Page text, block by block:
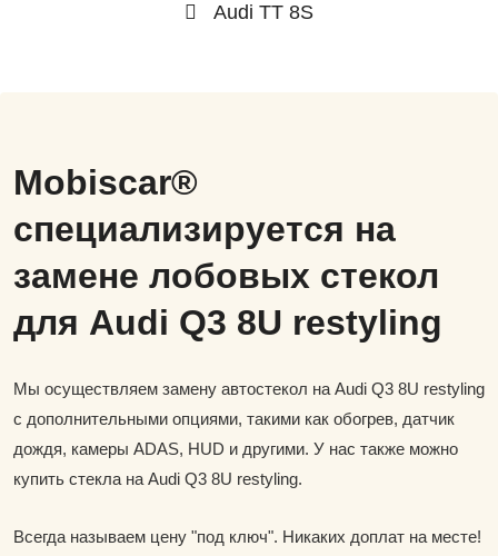
Audi TT 8S
Mobiscar®
специализируется на
замене лобовых стекол
для Audi Q3 8U restyling
Мы осуществляем замену автостекол на Audi Q3 8U restyling
с дополнительными опциями, такими как обогрев, датчик
дождя, камеры ADAS, HUD и другими. У нас также можно
купить стекла на Audi Q3 8U restyling.
Всегда называем цену "под ключ". Никаких доплат на месте!